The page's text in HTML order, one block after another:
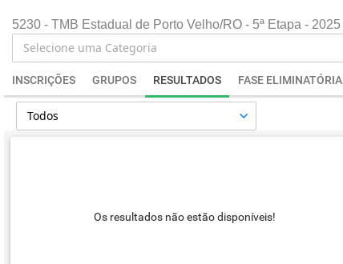
5230 - TMB Estadual de Porto Velho/RO - 5ª Etapa - 2025
INSCRIÇÕES GRUPOS RESULTADOS FASE ELIMINATÓRIA
Os resultados não estão disponíveis!